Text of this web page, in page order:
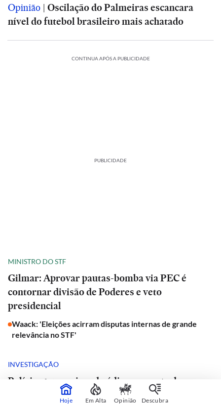
Opinião | Oscilação do Palmeiras escancara
nível do futebol brasileiro mais achatado
CONTINUA APÓS A PUBLICIDADE
PUBLICIDADE
MINISTRO DO STF
Gilmar: Aprovar pautas-bomba via PEC é
contornar divisão de Poderes e veto
presidencial
Waack: 'Eleições acirram disputas internas de grande
relevância no STF'
INVESTIGAÇÃO
Polícia apura crime de ódio em morte de
doutorando da USP e advogado encontrado
Hoje Em Alta Opinião Descubra